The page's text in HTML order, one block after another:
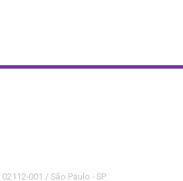
02112-001 / São Paulo - SP